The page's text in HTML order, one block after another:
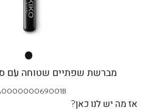
מברשת שפתיים שטוחה עם
אז מה יש לנו כאן?